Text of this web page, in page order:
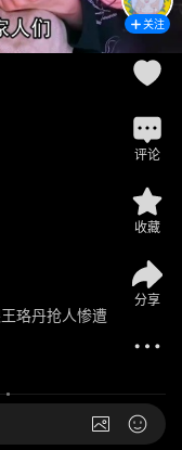
珞丹抢人惨遭
关注
评论
收藏
分享